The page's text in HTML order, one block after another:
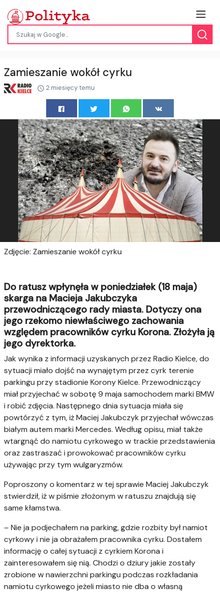
Zamieszanie wokół cyrku
2 miesięcy temu
Zdjęcie: Zamieszanie wokół cyrku
Do ratusz wpłynęła w poniedziałek (18 maja)
skarga na Macieja Jakubczyka
przewodniczącego rady miasta. Dotyczy ona
jego rzekomo niewłaściwego zachowania
względem pracowników cyrku Korona. Złożyła ją
jego dyrektorka.
Jak wynika z informacji uzyskanych przez Radio Kielce, do
sytuacji miało dojść na wynajętym przez cyrk terenie
parkingu przy stadionie Korony Kielce. Przewodniczący
miał przyjechać w sobotę 9 maja samochodem marki BMW
i robić zdjęcia. Następnego dnia sytuacja miała się
powtórzyć z tym, iż Maciej Jakubczyk przyjechał wówczas
białym autem marki Mercedes. Według opisu, miał także
wtargnąć do namiotu cyrkowego w trackie przedstawienia
oraz zastraszać i prowokować pracowników cyrku
używając przy tym wulgaryzmów.
Poproszony o komentarz w tej sprawie Maciej Jakubczyk
stwierdził, iż w piśmie złożonym w ratuszu znajdują się
same kłamstwa.
– Nie ja podjechałem na parking, gdzie rozbity był namiot
cyrkowy i nie ja obrażałem pracownika cyrku. Dostałem
informację o całej sytuacji z cyrkiem Korona i
zainteresowałem się nią. Chodzi o dziury jakie zostały
zrobione w nawierzchni parkingu podczas rozkładania
namiotu cyrkowego jeżeli miasto nie dba o własną